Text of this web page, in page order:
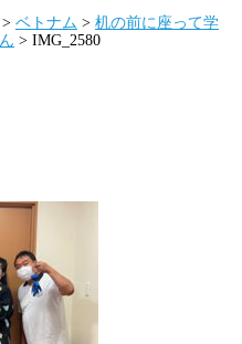
ベトナム > 机の前に座って学
> IMG_2580